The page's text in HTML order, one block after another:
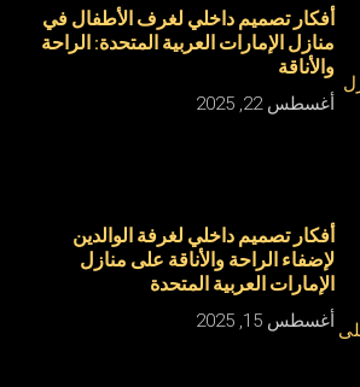
أفكار تصميم داخلي لغرف الأطفال في
منازل الإمارات العربية المتحدة: الراحة
والأناقة
أغسطس 22, 2025
أفكار تصميم داخلي لغرفة الوالدين
لإضفاء الراحة والأناقة على منازل
الإمارات العربية المتحدة
أغسطس 15, 2025